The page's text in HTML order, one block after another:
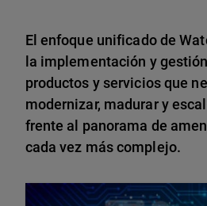
El enfoque unificado de
la implementación y
productos y servicios que
modernizar, madurar y
frente al panorama de
cada vez más complejo.